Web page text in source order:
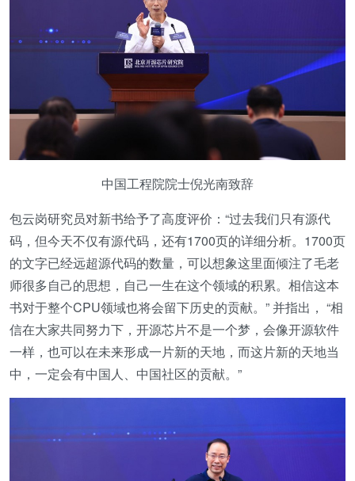
中国工程院院士倪光南致辞
包云岗研究员对新书给予了高度评价：“过去我们只有源代
码，但今天不仅有源代码，还有1700页的详细分析。1700页
的文字已经远超源代码的数量，可以想象这里面倾注了毛老
师很多自己的思想，自己一生在这个领域的积累。相信这本
书对于整个CPU领域也将会留下历史的贡献。” 并指出， “相
信在大家共同努力下，开源芯片不是一个梦，会像开源软件
一样，也可以在未来形成一片新的天地，而这片新的天地当
中，一定会有中国人、中国社区的贡献。”